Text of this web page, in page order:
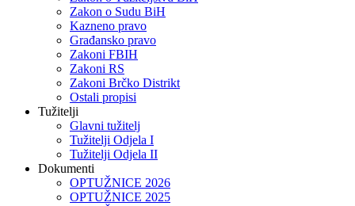
Zakon o Sudu BiH
Kazneno pravo
Građansko pravo
Zakoni FBIH
Zakoni RS
Zakoni Brčko Distrikt
Ostali propisi
Tužitelji
Glavni tužitelj
Tužitelji Odjela I
Tužitelji Odjela II
Dokumenti
OPTUŽNICE 2026
OPTUŽNICE 2025